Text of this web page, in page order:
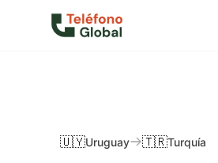
🇺🇾Uruguay 🇹🇷Turquía